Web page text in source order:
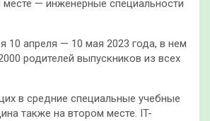
месте — инженерные специальности
10 апреля — 10 мая 2023 года, в нем
родителей выпускников из всех
в средние специальные учебные
также на втором месте. IT-